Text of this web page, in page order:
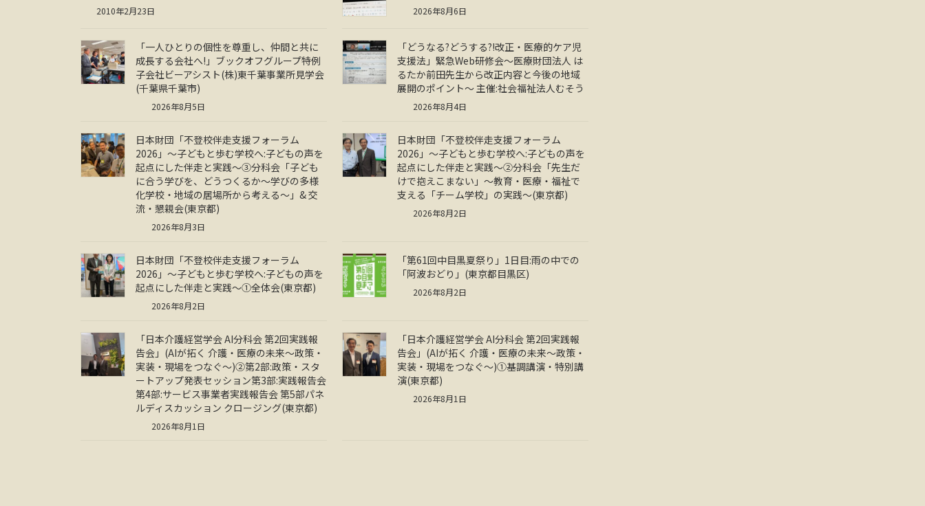
2010年2月23日 2026年8月6日
「一人ひとりの個性を尊重し、仲間と共に
成長する会社へ!」ブックオフグループ特例
子会社ビーアシスト(株)東千葉事業所見学会
(千葉県千葉市)
2026年8月5日
「どうなる?どうする?!改正・医療的ケア児
支援法」緊急Web研修会～医療財団法人 は
るたか前田先生から改正内容と今後の地域
展開のポイント～ 主催:社会福祉法人むそう
2026年8月4日
日本財団「不登校伴走支援フォーラム
2026」～子どもと歩む学校へ:子どもの声を
起点にした伴走と実践～③分科会「子ども
に合う学びを、どうつくるか～学びの多様
化学校・地域の居場所から考える～」& 交
流・懇親会(東京都)
2026年8月3日
日本財団「不登校伴走支援フォーラム
2026」～子どもと歩む学校へ:子どもの声を
起点にした伴走と実践～②分科会「先生だ
けで抱えこまない」～教育・医療・福祉で
支える「チーム学校」の実践～(東京都)
2026年8月2日
日本財団「不登校伴走支援フォーラム
2026」～子どもと歩む学校へ:子どもの声を
起点にした伴走と実践～①全体会(東京都)
2026年8月2日
「第61回中目黒夏祭り」1日目:雨の中での
「阿波おどり」(東京都目黒区)
2026年8月2日
「日本介護経営学会 AI分科会 第2回実践報
告会」(AIが拓く 介護・医療の未来～政策・
実装・現場をつなぐ～)②第2部:政策・スタ
ートアップ発表セッション第3部:実践報告会
第4部:サービス事業者実践報告会 第5部パネ
ルディスカッション クロージング(東京都)
2026年8月1日
「日本介護経営学会 AI分科会 第2回実践報
告会」(AIが拓く 介護・医療の未来～政策・
実装・現場をつなぐ～)①基調講演・特別講
演(東京都)
2026年8月1日